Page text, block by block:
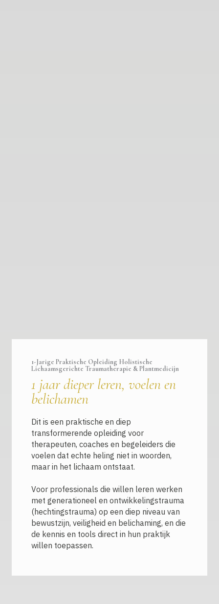
1-Jarige Praktische Opleiding Holistische
Lichaamsgerichte Traumatherapie & Plantmedicijn
1 jaar dieper leren, voelen en
belichamen
Dit is een praktische en diep
transformerende opleiding voor
therapeuten, coaches en begeleiders die
voelen dat echte heling niet in woorden,
maar in het lichaam ontstaat.
Voor professionals die willen leren werken
met generationeel en ontwikkelingstrauma
(hechtingstrauma) op een diep niveau van
bewustzijn, veiligheid en belichaming, en die
de kennis en tools direct in hun praktijk
willen toepassen.